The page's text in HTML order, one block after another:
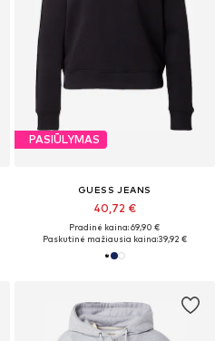
PASIŪLYMAS
GUESS JEANS
40,72 €
Pradinė kaina: 69,90 €
Paskutinė mažiausia kaina:39,92 €